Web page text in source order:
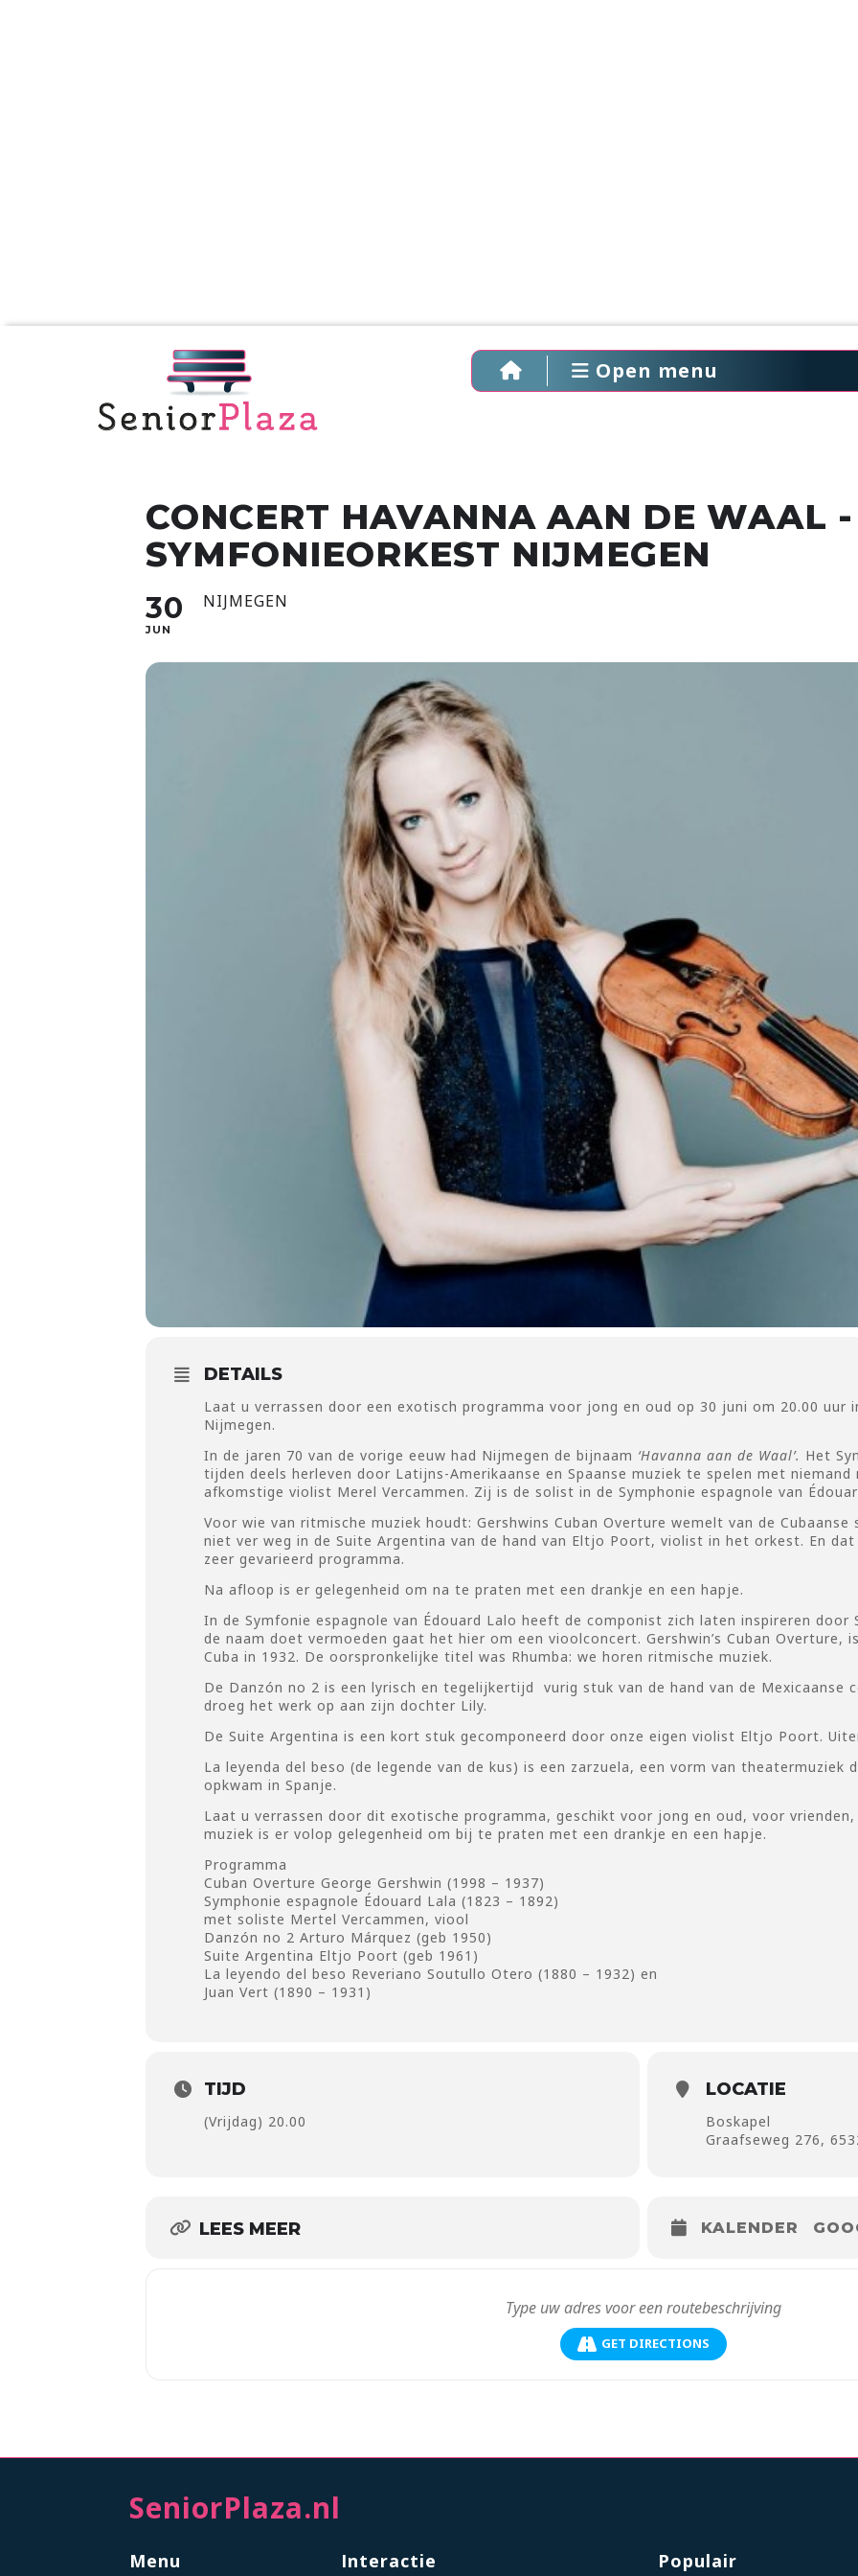
Open menu
CONCERT HAVANNA AAN DE WAAL -
SYMFONIEORKEST NIJMEGEN
30
JUN
NIJMEGEN
DETAILS
Laat u verrassen door een exotisch programma voor jong en oud op 30 juni om 20.00 uur
Nijmegen.
In de jaren 70 van de vorige eeuw had Nijmegen de bijnaam ‘Havanna aan de Waal’. Het
tijden deels herleven door Latijns-Amerikaanse en Spaanse muziek te spelen met
afkomstige violist Merel Vercammen. Zij is de solist in de Symphonie espagnole van
Voor wie van ritmische muziek houdt: Gershwins Cuban Overture wemelt van de
niet ver weg in de Suite Argentina van de hand van Eltjo Poort, violist in het orkest. En
zeer gevarieerd programma.
Na afloop is er gelegenheid om na te praten met een drankje en een hapje.
In de Symfonie espagnole van Édouard Lalo heeft de componist zich laten inspireren door
de naam doet vermoeden gaat het hier om een vioolconcert. Gershwin’s Cuban Overture,
Cuba in 1932. De oorspronkelijke titel was Rhumba: we horen ritmische muziek.
De Danzón no 2 is een lyrisch en tegelijkertijd vurig stuk van de hand van de Mexicaanse
droeg het werk op aan zijn dochter Lily.
De Suite Argentina is een kort stuk gecomponeerd door onze eigen violist Eltjo Poort.
La leyenda del beso (de legende van de kus) is een zarzuela, een vorm van theatermuziek
opkwam in Spanje.
Laat u verrassen door dit exotische programma, geschikt voor jong en oud, voor vrienden,
muziek is er volop gelegenheid om bij te praten met een drankje en een hapje.
Programma
Cuban Overture George Gershwin (1998 – 1937)
Symphonie espagnole Édouard Lala (1823 – 1892)
met soliste Mertel Vercammen, viool
Danzón no 2 Arturo Márquez (geb 1950)
Suite Argentina Eltjo Poort (geb 1961)
La leyendo del beso Reveriano Soutullo Otero (1880 – 1932) en
Juan Vert (1890 – 1931)
TIJD
(Vrijdag) 20.00
LOCATIE
Boskapel
Graafseweg 276,
LEES MEER KALENDER
GET DIRECTIONS
SeniorPlaza.nl
Menu Interactie Populair